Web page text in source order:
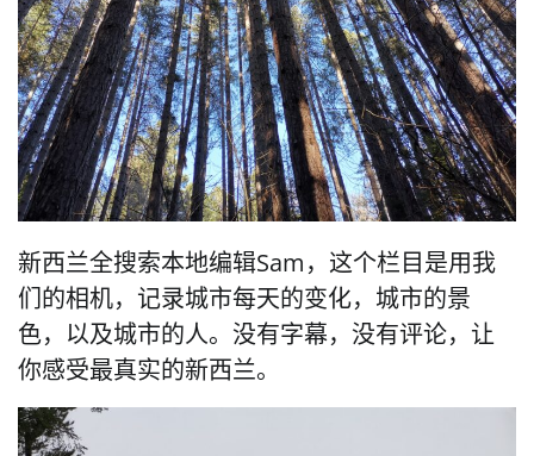
新西兰全搜索本地编辑Sam，这个栏目是用我
们的相机，记录城市每天的变化，城市的景
色，以及城市的人。没有字幕，没有评论，让
你感受最真实的新西兰。